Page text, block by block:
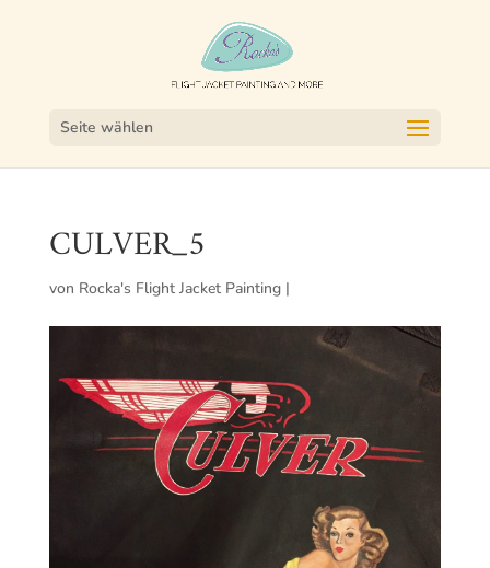
Seite wählen
CULVER_5
von Rocka's Flight Jacket Painting|